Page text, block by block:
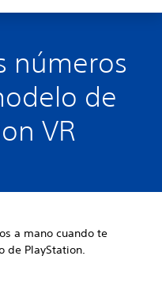
números
de
VR
a mano cuando te
de PlayStation.